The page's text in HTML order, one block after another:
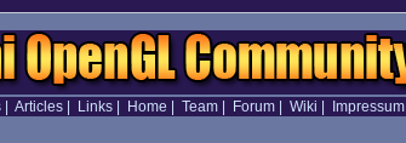
| Articles| Links| Home Team| Forum| Wiki Impressum